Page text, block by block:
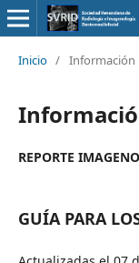
Inicio / Información
REPORTE
GUÍA PARA